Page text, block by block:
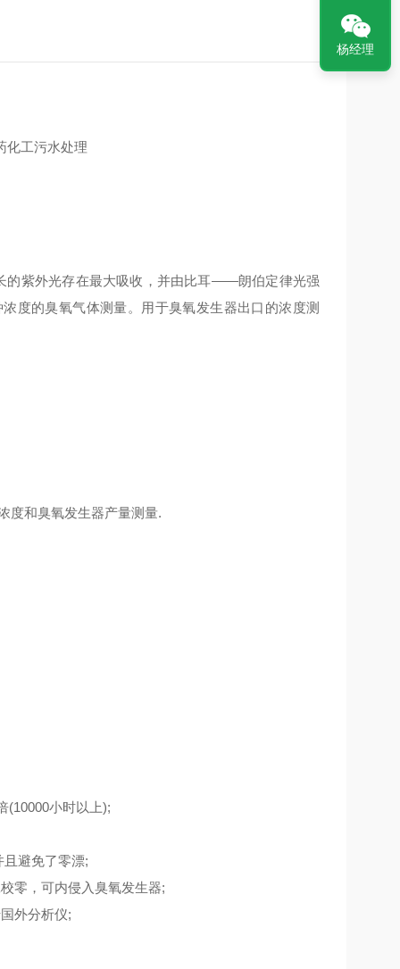
的紫外光存在最大吸收，并由比耳——朗伯定律光强
度的臭氧气体测量。用于臭氧发生器出口的浓度测
度和臭氧发生器产量测量.
(10000小时以上);
避免了零漂;
零，可内侵入臭氧发生器;
外分析仪;
杨经理